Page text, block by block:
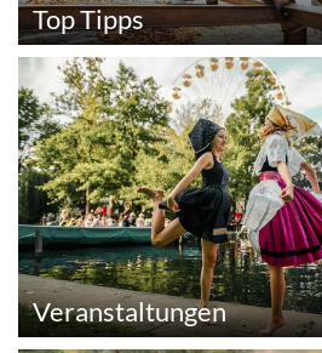
Top Tipps
Veranstaltungen